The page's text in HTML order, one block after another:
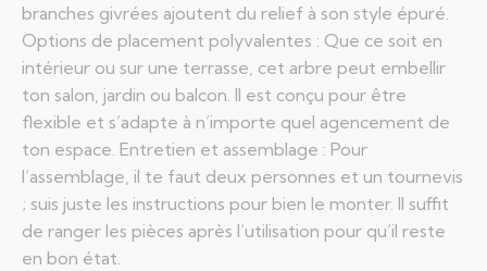
branches givrées ajoutent du relief à son style épuré.
Options de placement polyvalentes : Que ce soit en
intérieur ou sur une terrasse, cet arbre peut embellir
ton salon, jardin ou balcon. Il est conçu pour être
flexible et s’adapte à n’importe quel agencement de
ton espace. Entretien et assemblage : Pour
l’assemblage, il te faut deux personnes et un tournevis
; suis juste les instructions pour bien le monter. Il suffit
de ranger les pièces après l’utilisation pour qu’il reste
en bon état.